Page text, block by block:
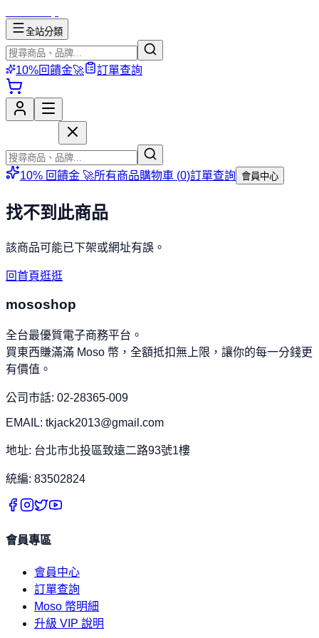
全站分類
10%回饋金🚀 訂單查詢
10% 回饋金 🚀所有商品購物車 (0)訂單查詢 會員中心
找不到此商品
該商品可能已下架或網址有誤。
回首頁逛逛
mososhop
全台最優質電子商務平台。
買東西賺滿滿 Moso 幣，全額抵扣無上限，讓你的每一分錢更
有價值。
公司市話: 02-28365-009
EMAIL: tkjack2013@gmail.com
地址: 台北市北投區致遠二路93號1樓
統編: 83502824
會員專區
會員中心
訂單查詢
Moso 幣明細
升級 VIP 說明